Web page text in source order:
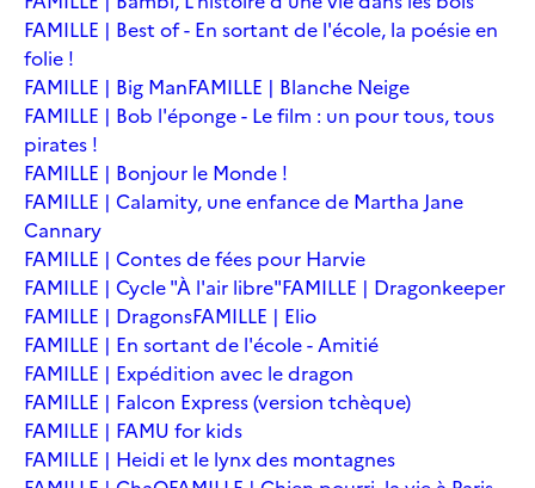
FAMILLE | Best of - En sortant de l'école, la poésie en
folie !
FAMILLE | Big ManFAMILLE | Blanche Neige
FAMILLE | Bob l'éponge - Le film : un pour tous, tous
pirates !
FAMILLE | Bonjour le Monde !
FAMILLE | Calamity, une enfance de Martha Jane
Cannary
FAMILLE | Contes de fées pour Harvie
FAMILLE | Cycle "À l'air libre"FAMILLE | Dragonkeeper
FAMILLE | DragonsFAMILLE | Elio
FAMILLE | En sortant de l'école - Amitié
FAMILLE | Expédition avec le dragon
FAMILLE | Falcon Express (version tchèque)
FAMILLE | FAMU for kids
FAMILLE | Heidi et le lynx des montagnes